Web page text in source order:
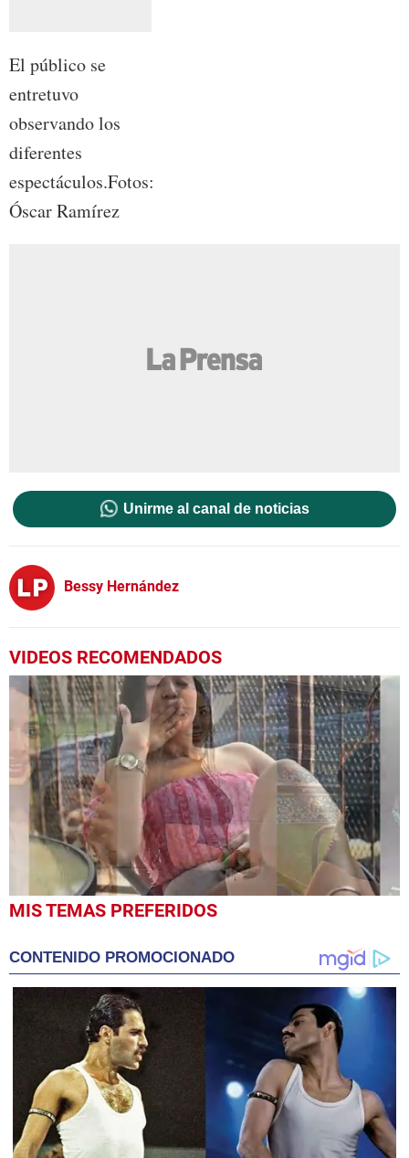
El público se
entretuvo
observando los
diferentes
espectáculos.Fotos:
Óscar Ramírez
Unirme al canal de noticias
Bessy Hernández
VIDEOS RECOMENDADOS
0
seconds
minute,
40
seconds
MIS TEMAS PREFERIDOS
CONTENIDO PROMOCIONADO